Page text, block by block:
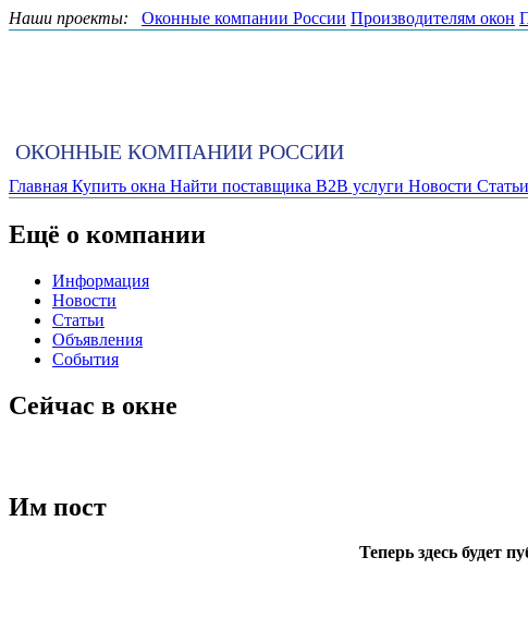
Наши проекты: Оконные компании России Производителям окон
ОКОННЫЕ КОМПАНИИ РОССИИ
Главная Купить окна Найти поставщика B2B услуги Новости Статьи
Ещё о компании
Информация
Новости
Статьи
Объявления
События
Сейчас в окне
Им пост
Теперь здесь будет